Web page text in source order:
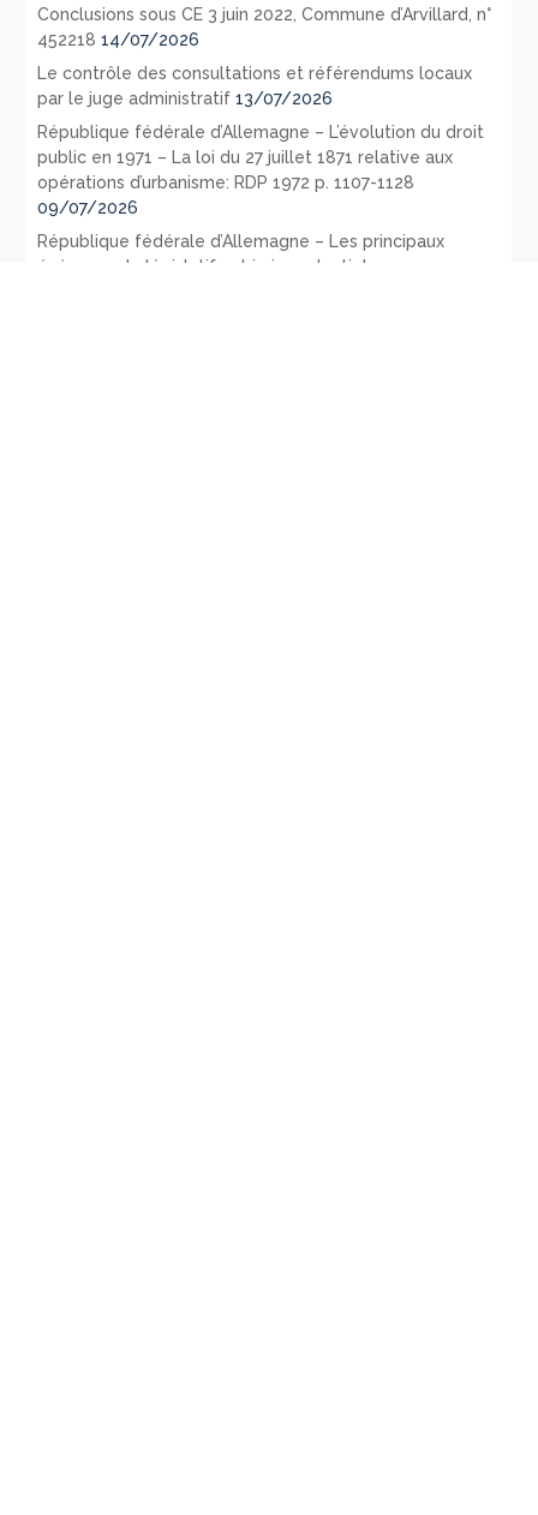
Conclusions sous CE 3 juin 2022, Commune d’Arvillard, n°
452218 14/07/2026
Le contrôle des consultations et référendums locaux
par le juge administratif 13/07/2026
République fédérale d’Allemagne – L’évolution du droit
public en 1971 – La loi du 27 juillet 1871 relative aux
opérations d’urbanisme: RDP 1972 p. 1107-1128
09/07/2026
République fédérale d’Allemagne – Les principaux
évènements législatifs et jurisprudentiels survenus en